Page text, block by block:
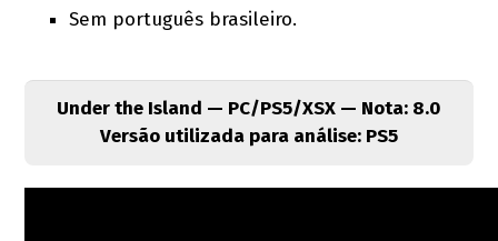
Sem português brasileiro.
Under the Island — PC/PS5/XSX — Nota: 8.0
Versão utilizada para análise: PS5